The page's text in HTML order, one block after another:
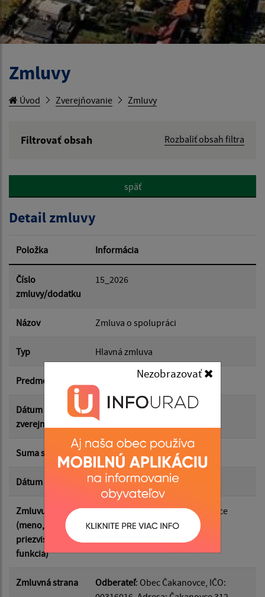
Nezobrazovať
Zmluvy
Úvod Zverejňovanie Zmluvy
Filtrovať obsah
Rozbaliť obsah filtra
Hľadať v:
Dátum od:
Dátum do:
Suma od:
späť
Detail zmluvy
Položka Informácia
Číslo
zmluvy/dodatku
15_2026
Názov Zmluva o spolupráci
Typ Hlavná zmluva
Predmet Vyhotovenie Územného plánu
Dátum
zverejnenia
31.03.2026
Suma s DPH* 2 000.00 €
Dátum uzavretia 20.02.2026
Zmluvu uzavrel
(meno,
priezvisko,
funkcia)
Mgr. Vojtech Bodor, starosta obce
Zmluvná strana Odberateľ: Obec Čakanovce, IČO: